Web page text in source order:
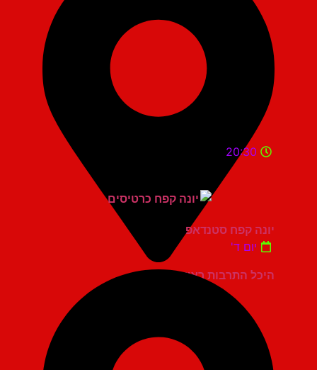
היכל התרבות ראשון לציון
20:30
יונה קפח סטנדאפ
יום ד'